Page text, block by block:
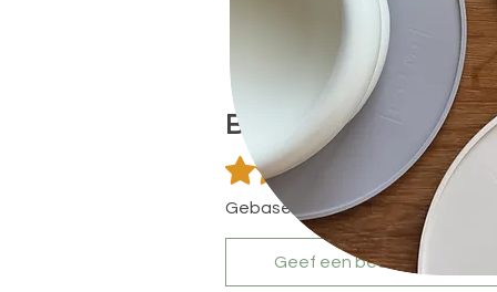
Beoordelingen
Beoordeeld met 4,9 uit 5 sterren.
4.9
Gebaseerd op 7 beoordelingen
Geef een beoordeling